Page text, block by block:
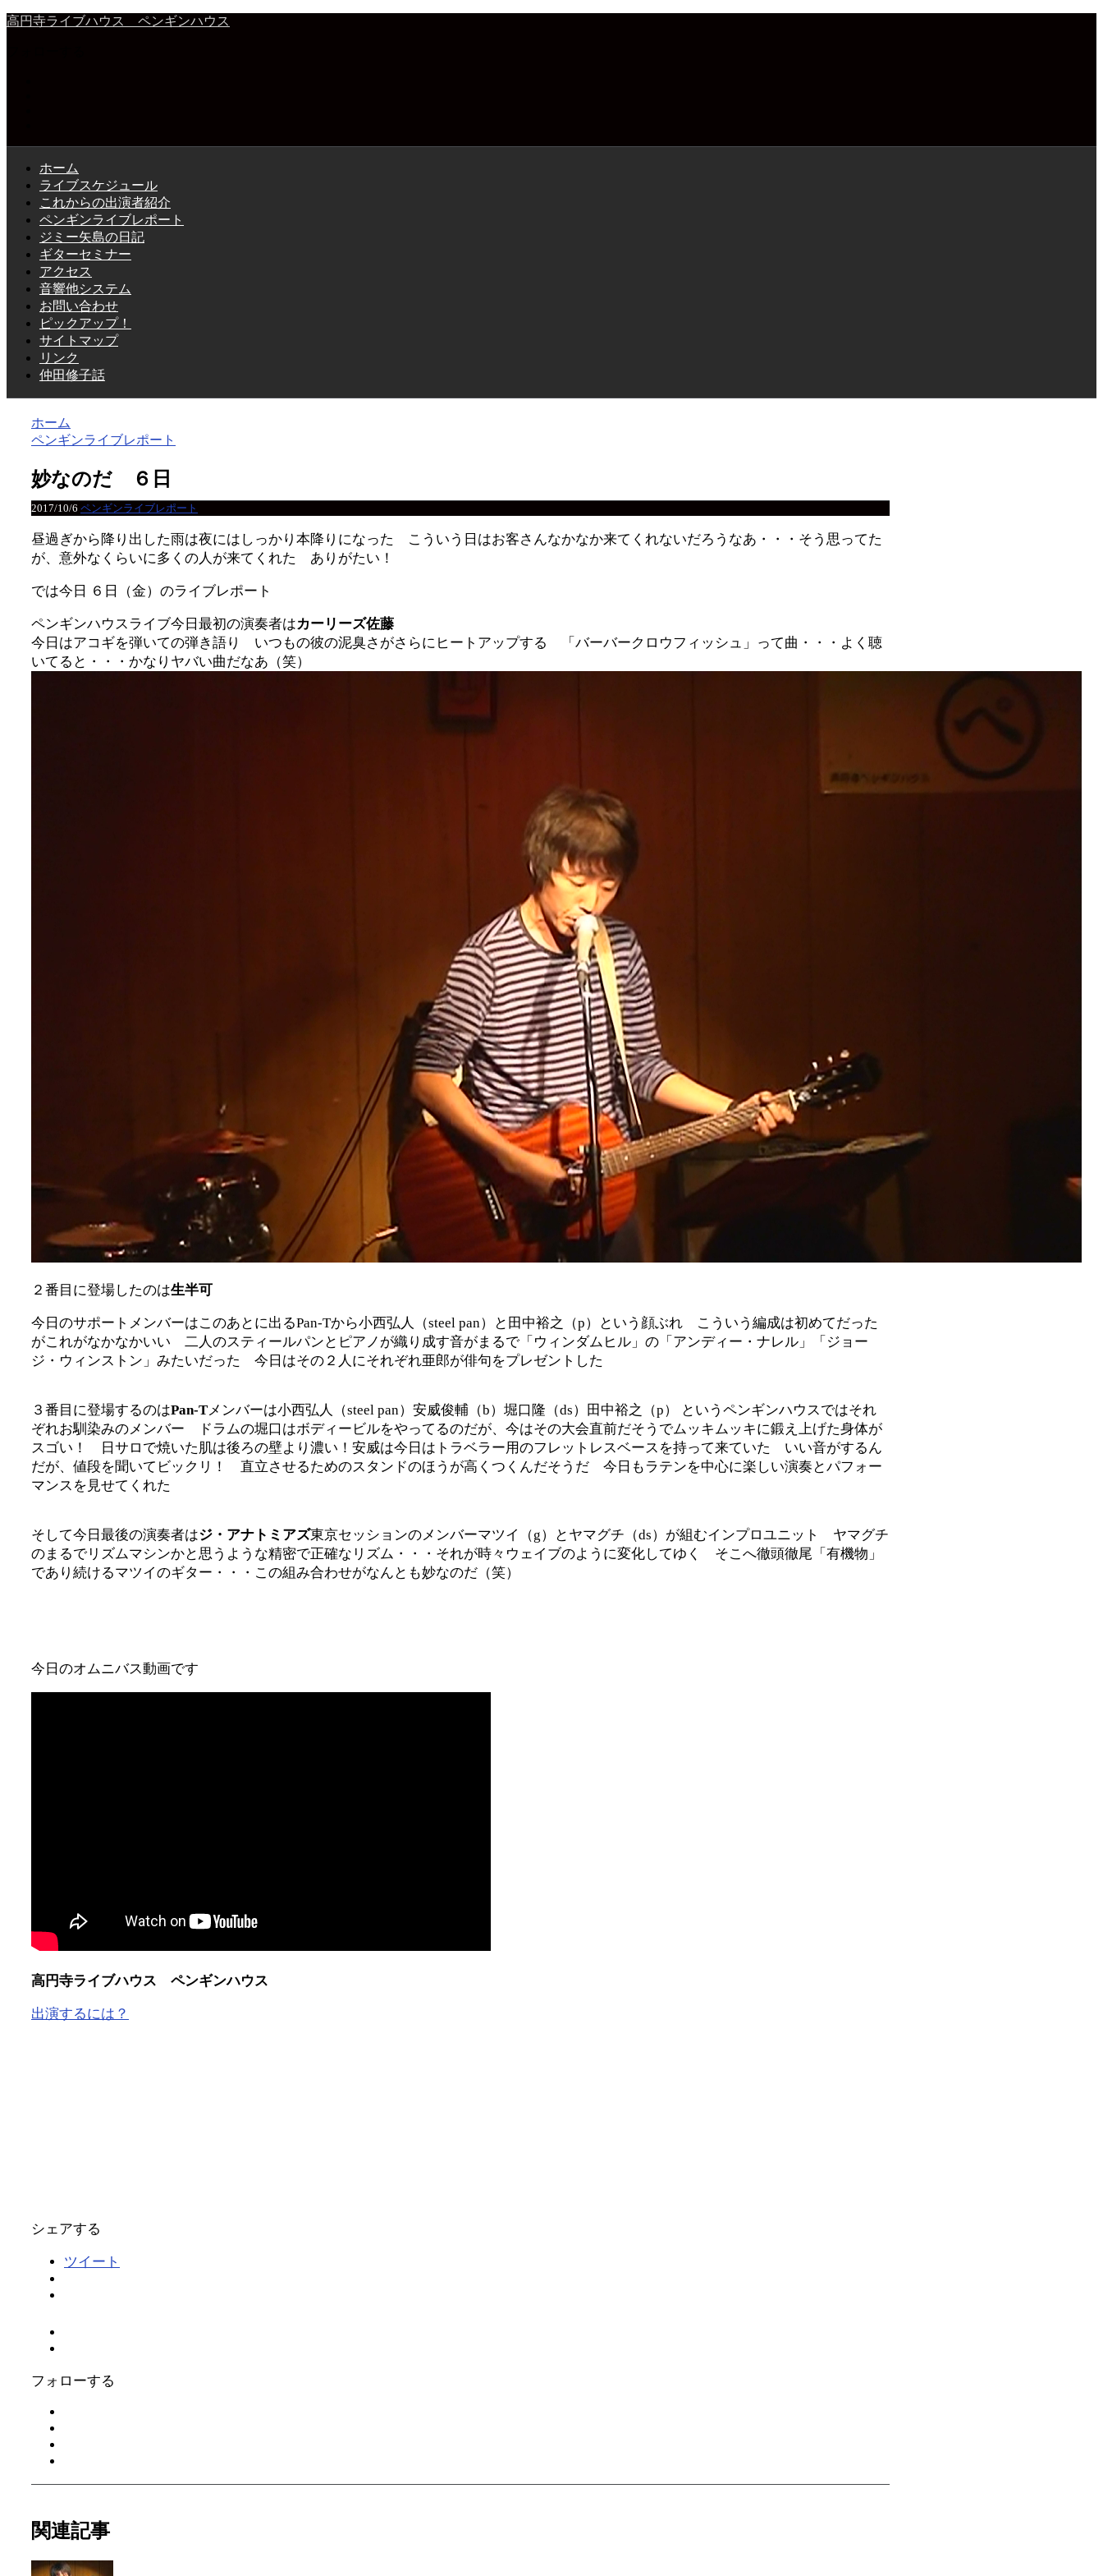
高円寺ライブハウス ペンギンハウス
ホーム
ライブスケジュール
これからの出演者紹介
ペンギンライブレポート
ジミー矢島の日記
ギターセミナー
アクセス
音響他システム
お問い合わせ
ピックアップ！
サイトマップ
リンク
仲田修子話
ホーム
ペンギンライブレポート
妙なのだ ６日
2017/10/6 ペンギンライブレポート
昼過ぎから降り出した雨は夜にはしっかり本降りになった こういう日はお客さんなかなか来てくれないだろうなあ・・・そう思ってた
が、意外なくらいに多くの人が来てくれた ありがたい！
では今日 ６日（金）のライブレポート
ペンギンハウスライブ今日最初の演奏者はカーリーズ佐藤
今日はアコギを弾いての弾き語り いつもの彼の泥臭さがさらにヒートアップする 「バーバークロウフィッシュ」って曲・・・よく聴
いてると・・・かなりヤバい曲だなあ（笑）
２番目に登場したのは生半可
今日のサポートメンバーはこのあとに出るPan-Tから小西弘人（steel pan）と田中裕之（p）という顔ぶれ こういう編成は初めてだった
がこれがなかなかいい 二人のスティールパンとピアノが織り成す音がまるで「ウィンダムヒル」の「アンディー・ナレル」「ジョー
ジ・ウィンストン」みたいだった 今日はその２人にそれぞれ亜郎が俳句をプレゼントした
３番目に登場するのはPan-Tメンバーは小西弘人（steel pan）安威俊輔（b）堀口隆（ds）田中裕之（p） というペンギンハウスではそれ
ぞれお馴染みのメンバー ドラムの堀口はボディービルをやってるのだが、今はその大会直前だそうでムッキムッキに鍛え上げた身体が
スゴい！ 日サロで焼いた肌は後ろの壁より濃い！安威は今日はトラベラー用のフレットレスベースを持って来ていた いい音がするん
だが、値段を聞いてビックリ！ 直立させるためのスタンドのほうが高くつくんだそうだ 今日もラテンを中心に楽しい演奏とパフォー
マンスを見せてくれた
そして今日最後の演奏者はジ・アナトミアズ東京セッションのメンバーマツイ（g）とヤマグチ（ds）が組むインプロユニット ヤマグチ
のまるでリズムマシンかと思うような精密で正確なリズム・・・それが時々ウェイブのように変化してゆく そこへ徹頭徹尾「有機物」
であり続けるマツイのギター・・・この組み合わせがなんとも妙なのだ（笑）
今日のオムニバス動画です
高円寺ライブハウス ペンギンハウス
出演するには？
シェアする
ツイート
フォローする
関連記事